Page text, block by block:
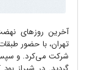
آخرین روزهای
تهران، با حضور
شرکت می‌کرد. و سپس